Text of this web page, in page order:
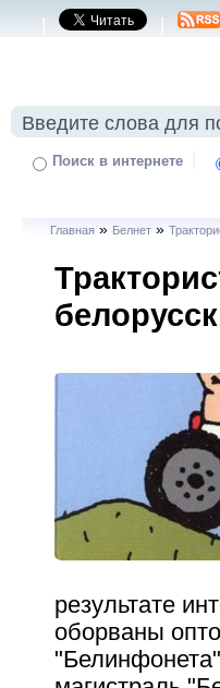
| |
Поиск в интернете |
Главная » Белнет »
результате
оборваны